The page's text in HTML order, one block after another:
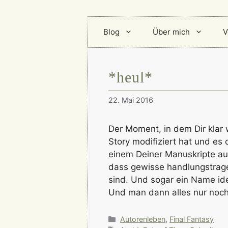
Blog Über mich
*heul*
22. Mai 2016
Der Moment, in dem Dir klar
Story modifiziert hat und es
einem Deiner Manuskripte
dass gewisse
sind. Und sogar ein Name
Und man dann alles nur
Kategorien
Autorenleben, Final Fantasy